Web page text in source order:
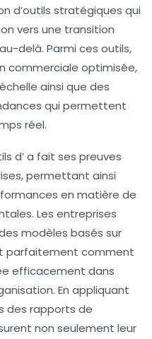
d’outils stratégiques qui
vers une transition
delà. Parmi ces outils,
commerciale optimisée,
ainsi que des
qui permettent
réel.
d’a fait ses preuves
permettant ainsi
en matière de
Les entreprises
modèles basés sur
parfaitement comment
efficacement dans
En appliquant
des rapports de
non seulement leur